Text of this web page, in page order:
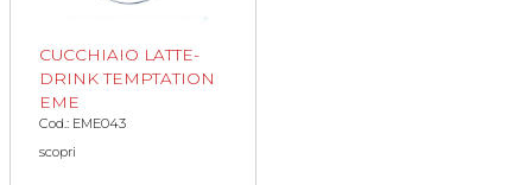
CUCCHIAIO LATTE-
DRINK TEMPTATION
EME
Cod.: EME043
scopri